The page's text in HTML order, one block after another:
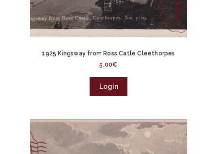
1925 Kingsway from Ross Catle Cleethorpes
5,00€
Login